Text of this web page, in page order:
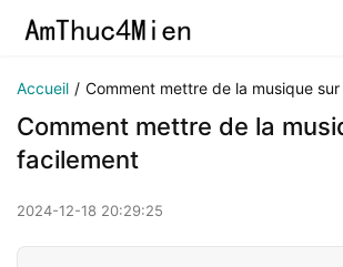
Accueil / Comment mettre de la musique
Comment mettre de la
facilement
2024-12-18 20:29:25